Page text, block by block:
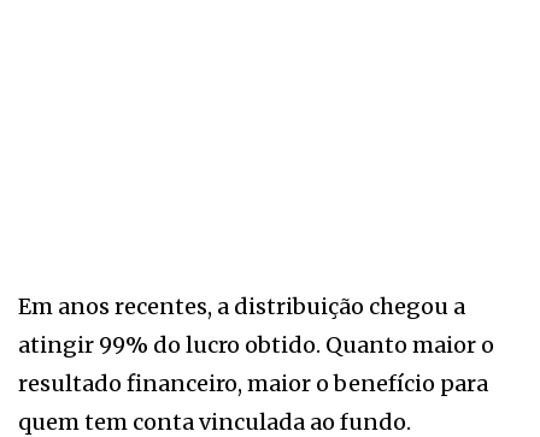
Em anos recentes, a distribuição chegou a
atingir 99% do lucro obtido. Quanto maior o
resultado financeiro, maior o benefício para
quem tem conta vinculada ao fundo.